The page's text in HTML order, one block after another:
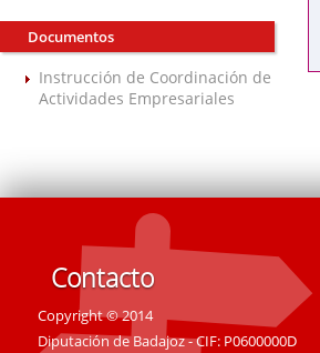
Documentos
Instrucción de Coordinación de
Actividades Empresariales
Contacto
Copyright © 2014
Diputación de Badajoz - CIF: P0600000D